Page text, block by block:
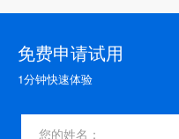
免费申请试用
1分钟快速体验